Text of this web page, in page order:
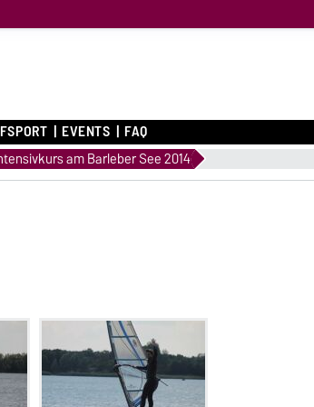
EVENTS FAQ
am Barleber See 2014